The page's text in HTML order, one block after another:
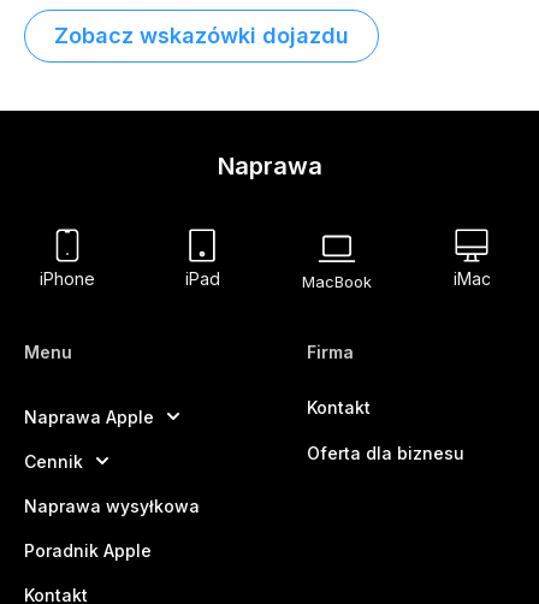
Zobacz wskazówki dojazdu
Naprawa
iPhone iPad MacBook iMac
Menu
Naprawa Apple
Cennik
Naprawa wysyłkowa
Poradnik Apple
Kontakt
Firma
Kontakt
Oferta dla biznesu